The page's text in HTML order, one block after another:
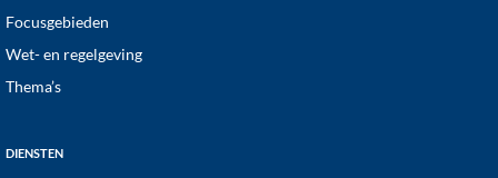
Focusgebieden
Wet- en regelgeving
Thema’s
DIENSTEN